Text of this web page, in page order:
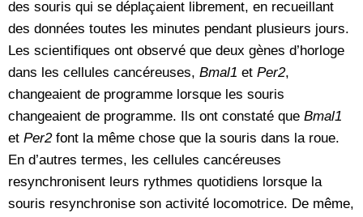
des souris qui se déplaçaient librement, en recueillant
des données toutes les minutes pendant plusieurs jours.
Les scientifiques ont observé que deux gènes d’horloge
dans les cellules cancéreuses, Bmal1 et Per2,
changeaient de programme lorsque les souris
changeaient de programme. Ils ont constaté que Bmal1
et Per2 font la même chose que la souris dans la roue.
En d’autres termes, les cellules cancéreuses
resynchronisent leurs rythmes quotidiens lorsque la
souris resynchronise son activité locomotrice. De même,